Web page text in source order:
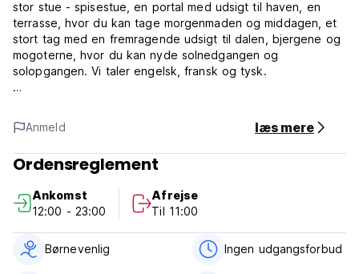
stor stue - spisestue, en portal med udsigt til haven, en
terrasse, hvor du kan tage morgenmaden og middagen, et
stort tag med en fremragende udsigt til dalen, bjergene og
mogoterne, hvor du kan nyde solnedgangen og
solopgangen. Vi taler engelsk, fransk og tysk.
værelser, og vi tilbyder mange services. Der er udflugter på
hesteryg og vandreture gennem Viñales's Valley, som er en
nationalpark og også erklæret som verdenskulturarv siden
1999, cykelture, taxaer indtil de tættere strande til byen og
cocktails og meget mere. (Auto-translated from original
language)
Anmeld læs mere
Ordensreglement
Ankomst
12:00 - 23:00
Afrejse
Til 11:00
Børnevenlig Ingen udgangsforbud